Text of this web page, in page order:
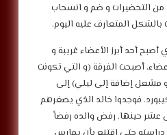
من التحضيرات و ضم و انسحاب
المتعارف عليه اليوم.
أحد أبرز الأعضاء غريبة و
أصبحت الفرقة (و التي تكونت
إضافة إلى ليلي) إلى
فوجدوا خالد الذي يصغرهم
عشر حينها. رفض والده رفضاً